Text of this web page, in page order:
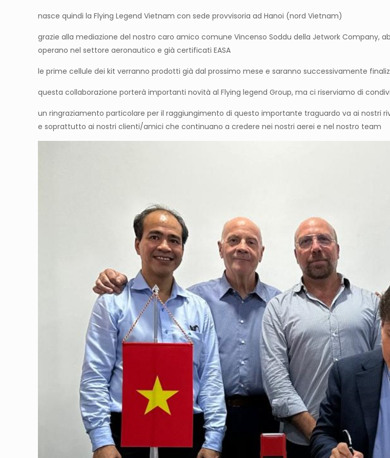
nasce quindi la Flying Legend Vietnam con sede provvisoria ad Hanoi (nord Vietnam)
grazie alla mediazione del nostro caro amico comune Vincenso Soddu della Jetwork
operano nel settore aeronautico e già certificati EASA
le prime cellule dei kit verranno prodotti già dal prossimo mese e saranno successivamente
questa collaborazione porterà importanti novità al Flying legend Group, ma ci riserviamo di
un ringraziamento particolare per il raggiungimento di questo importante traguardo va ai nostri
e soprattutto ai nostri clienti/amici che continuano a credere nei nostri aerei e nel nostro team